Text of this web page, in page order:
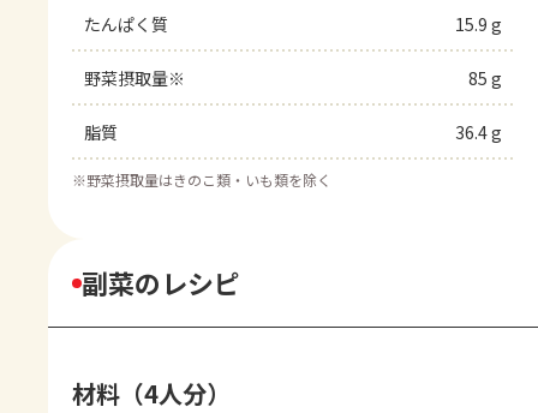
たんぱく質 15.9 g
野菜摂取量※ 85 g
脂質 36.4 g
※野菜摂取量はきのこ類・いも類を除く
副菜のレシピ
材料（4人分）